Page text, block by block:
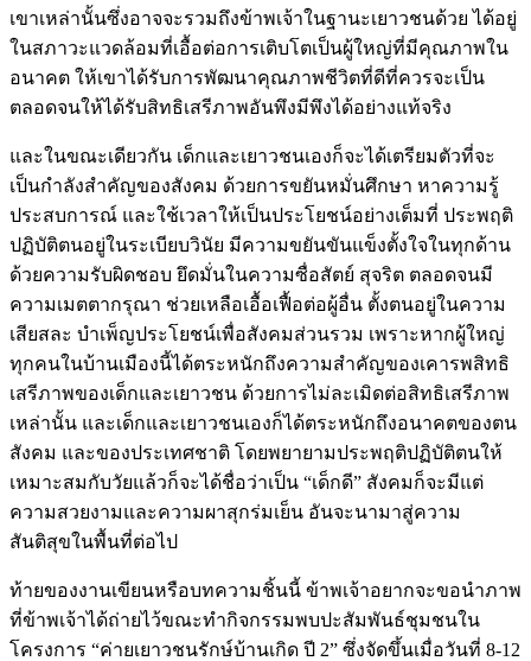
เขาเหล่านั้นซึ่งอาจจะรวมถึงข้าพเจ้าในฐานะเยาวชนด้วย ได้อยู่
ในสภาวะแวดล้อมที่เอื้อต่อการเติบโตเป็นผู้ใหญ่ที่มีคุณภาพใน
อนาคต ให้เขาได้รับการพัฒนาคุณภาพชีวิตที่ดีที่ควรจะเป็น
ตลอดจนให้ได้รับสิทธิเสรีภาพอันพึงมีพึงได้อย่างแท้จริง
และในขณะเดียวกัน เด็กและเยาวชนเองก็จะได้เตรียมตัวที่จะ
เป็นกำลังสำคัญของสังคม ด้วยการขยันหมั่นศึกษา หาความรู้
ประสบการณ์ และใช้เวลาให้เป็นประโยชน์อย่างเต็มที่ ประพฤติ
ปฏิบัติตนอยู่ในระเบียบวินัย มีความขยันขันแข็งตั้งใจในทุกด้าน
ด้วยความรับผิดชอบ ยึดมั่นในความซื่อสัตย์ สุจริต ตลอดจนมี
ความเมตตากรุณา ช่วยเหลือเอื้อเฟื้อต่อผู้อื่น ตั้งตนอยู่ในความ
เสียสละ บำเพ็ญประโยชน์เพื่อสังคมส่วนรวม เพราะหากผู้ใหญ่
ทุกคนในบ้านเมืองนี้ได้ตระหนักถึงความสำคัญของเคารพสิทธิ
เสรีภาพของเด็กและเยาวชน ด้วยการไม่ละเมิดต่อสิทธิเสรีภาพ
เหล่านั้น และเด็กและเยาวชนเองก็ได้ตระหนักถึงอนาคตของตน
สังคม และของประเทศชาติ โดยพยายามประพฤติปฏิบัติตนให้
เหมาะสมกับวัยแล้วก็จะได้ชื่อว่าเป็น “เด็กดี” สังคมก็จะมีแต่
ความสวยงามและความผาสุกร่มเย็น อันจะนามาสู่ความ
สันติสุขในพื้นที่ต่อไป
ท้ายของงานเขียนหรือบทความชิ้นนี้ ข้าพเจ้าอยากจะขอนำภาพ
ที่ข้าพเจ้าได้ถ่ายไว้ขณะทำกิจกรรมพบปะสัมพันธ์ชุมชนใน
โครงการ “ค่ายเยาวชนรักษ์บ้านเกิด ปี 2” ซึ่งจัดขึ้นเมื่อวันที่ 8-12